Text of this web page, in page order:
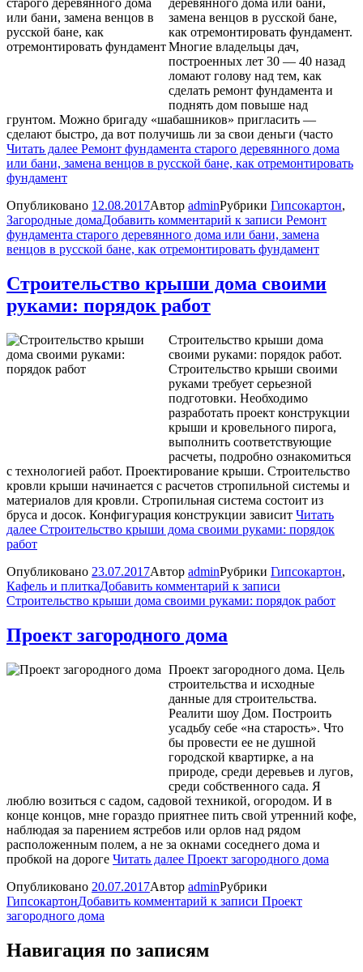
деревянного дома или бани,
замена венцов в русской бане,
как отремонтировать фундамент.
Многие владельцы дач,
построенных лет 30 — 40 назад
ломают голову над тем, как
сделать ремонт фундамента и
поднять дом повыше над
грунтом. Можно бригаду «шабашников» пригласить —
сделают быстро, да вот получишь ли за свои деньги (часто
Читать далее Ремонт фундамента старого деревянного дома
или бани, замена венцов в русской бане, как отремонтировать
фундамент
Опубликовано 12.08.2017Автор adminРубрики Гипсокартон,
Загородные домаДобавить комментарий к записи Ремонт
фундамента старого деревянного дома или бани, замена
венцов в русской бане, как отремонтировать фундамент
Строительство крыши дома своими
руками: порядок работ
Строительство крыши дома
своими руками: порядок работ.
Строительство крыши своими
руками требует серьезной
подготовки. Необходимо
разработать проект конструкции
крыши и кровельного пирога,
выполнить соответствующие
расчеты, подробно ознакомиться
с технологией работ. Проектирование крыши. Строительство
кровли крыши начинается с расчетов стропильной системы и
материалов для кровли. Стропильная система состоит из
бруса и досок. Конфигурация конструкции зависит Читать
далее Строительство крыши дома своими руками: порядок
работ
Опубликовано 23.07.2017Автор adminРубрики Гипсокартон,
Кафель и плиткаДобавить комментарий к записи
Строительство крыши дома своими руками: порядок работ
Проект загородного дома
Проект загородного дома. Цель
строительства и исходные
данные для строительства.
Реалити шоу Дом. Построить
усадьбу себе «на старость». Что
бы провести ее не душной
городской квартирке, а на
природе, среди деревьев и лугов,
среди собственного сада. Я
люблю возиться с садом, садовой техникой, огородом. И в
конце концов, мне гораздо приятнее пить свой утренний кофе,
наблюдая за парением ястребов или орлов над рядом
расположенным полем, а не за окнами соседнего дома и
пробкой на дороге Читать далее Проект загородного дома
Опубликовано 20.07.2017Автор adminРубрики
ГипсокартонДобавить комментарий к записи Проект
загородного дома
Навигация по записям